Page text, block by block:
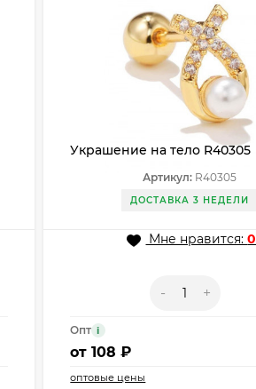
Украшение на тело R40305
Артикул:R40305
ДОСТАВКА 3 НЕДЕЛИ
Мне нравится:0
- +
Опт i
от108 ₽
оптовые цены